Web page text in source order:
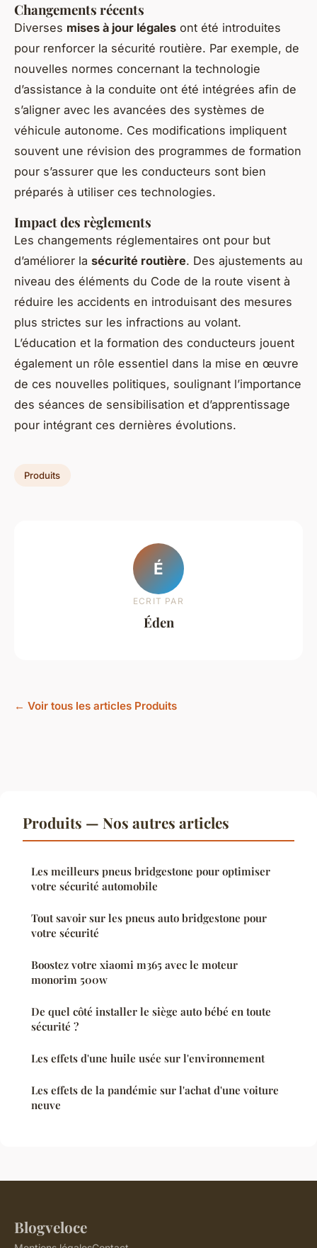
Changements récents
Diverses mises à jour légales ont été introduites
pour renforcer la sécurité routière. Par exemple, de
nouvelles normes concernant la technologie
d’assistance à la conduite ont été intégrées afin de
s’aligner avec les avancées des systèmes de
véhicule autonome. Ces modifications impliquent
souvent une révision des programmes de formation
pour s’assurer que les conducteurs sont bien
préparés à utiliser ces technologies.
Impact des règlements
Les changements réglementaires ont pour but
d’améliorer la sécurité routière. Des ajustements au
niveau des éléments du Code de la route visent à
réduire les accidents en introduisant des mesures
plus strictes sur les infractions au volant.
L’éducation et la formation des conducteurs jouent
également un rôle essentiel dans la mise en œuvre
de ces nouvelles politiques, soulignant l’importance
des séances de sensibilisation et d’apprentissage
pour intégrant ces dernières évolutions.
Produits
É
ECRIT PAR
Éden
← Voir tous les articles Produits
Produits — Nos autres articles
Les meilleurs pneus bridgestone pour optimiser
votre sécurité automobile
Tout savoir sur les pneus auto bridgestone pour
votre sécurité
Boostez votre xiaomi m365 avec le moteur
monorim 500w
De quel côté installer le siège auto bébé en toute
sécurité ?
Les effets d'une huile usée sur l'environnement
Les effets de la pandémie sur l'achat d'une voiture
neuve
Blogveloce